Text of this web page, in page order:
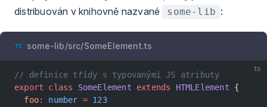
distribuován v knihovně nazvané
some-lib :
some-lib/src/SomeElement.ts
ts
// definice třídy s typovanými JS atributy
export class SomeElement extends HTMLElement {
  foo
: number = 123